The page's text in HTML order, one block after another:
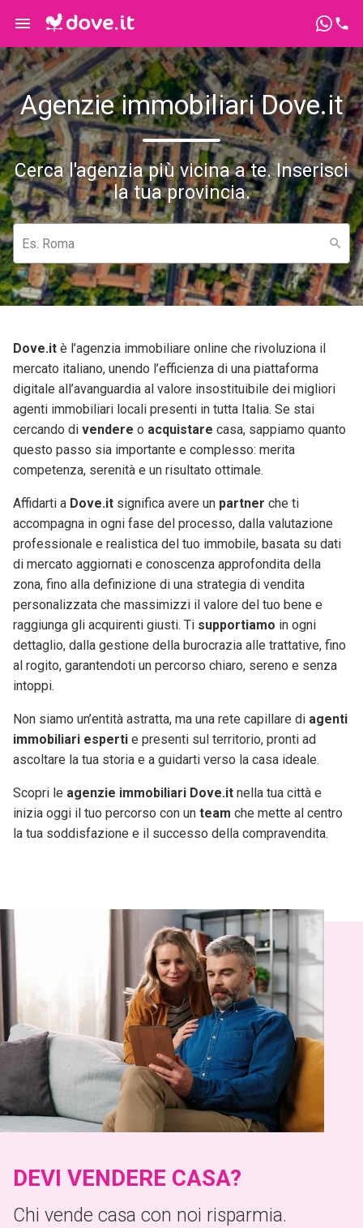
Agenzie immobiliari Dove.it
Cerca l'agenzia più vicina a te. Inserisci
la tua provincia.
Es. Roma
Dove.it è l’agenzia immobiliare online che rivoluziona il
mercato italiano, unendo l’efficienza di una piattaforma
digitale all’avanguardia al valore insostituibile dei migliori
agenti immobiliari locali presenti in tutta Italia. Se stai
cercando di vendere o acquistare casa, sappiamo quanto
questo passo sia importante e complesso: merita
competenza, serenità e un risultato ottimale.
Affidarti a Dove.it significa avere un partner che ti
accompagna in ogni fase del processo, dalla valutazione
professionale e realistica del tuo immobile, basata su dati
di mercato aggiornati e conoscenza approfondita della
zona, fino alla definizione di una strategia di vendita
personalizzata che massimizzi il valore del tuo bene e
raggiunga gli acquirenti giusti. Ti supportiamo in ogni
dettaglio, dalla gestione della burocrazia alle trattative, fino
al rogito, garantendoti un percorso chiaro, sereno e senza
intoppi.
Non siamo un’entità astratta, ma una rete capillare di agenti
immobiliari esperti e presenti sul territorio, pronti ad
ascoltare la tua storia e a guidarti verso la casa ideale.
Scopri le agenzie immobiliari Dove.it nella tua città e
inizia oggi il tuo percorso con un team che mette al centro
la tua soddisfazione e il successo della compravendita.
DEVI VENDERE CASA?
Chi vende casa con noi risparmia.